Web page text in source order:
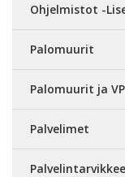
Ohjelmistot -
Palomuurit
Palomuurit ja
Palvelimet